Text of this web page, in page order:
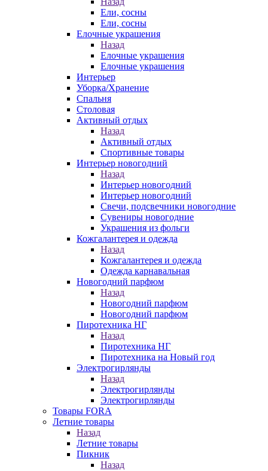
Ели, сосны
Ели, сосны
Елочные украшения
Назад
Елочные украшения
Елочные украшения
Интерьер
Уборка/Хранение
Спальня
Столовая
Активный отдых
Назад
Активный отдых
Спортивные товары
Интерьер новогодний
Назад
Интерьер новогодний
Интерьер новогодний
Свечи, подсвечники новогодние
Сувениры новогодние
Украшения из фольги
Кожгалантерея и одежда
Назад
Кожгалантерея и одежда
Одежда карнавальная
Новогодний парфюм
Назад
Новогодний парфюм
Новогодний парфюм
Пиротехника НГ
Назад
Пиротехника НГ
Пиротехника на Новый год
Электрогирлянды
Назад
Электрогирлянды
Электрогирлянды
Товары FORA
Летние товары
Назад
Летние товары
Пикник
Назад